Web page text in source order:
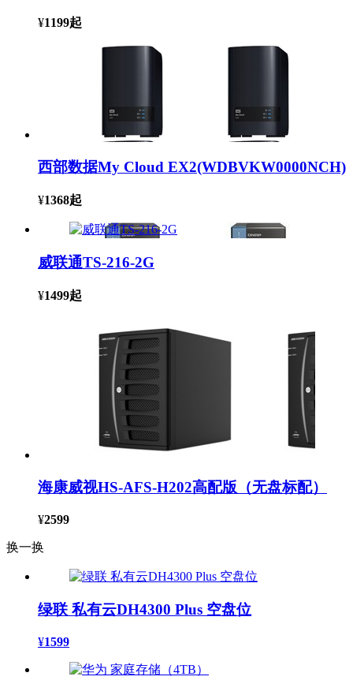
¥1199起
西部数据My Cloud EX2(WDBVKW0000NCH)
¥1368起
威联通TS-216-2G
¥1499起
海康威视HS-AFS-H202高配版（无盘标配）
¥2599
换一换
绿联 私有云DH4300 Plus 空盘位
¥1599